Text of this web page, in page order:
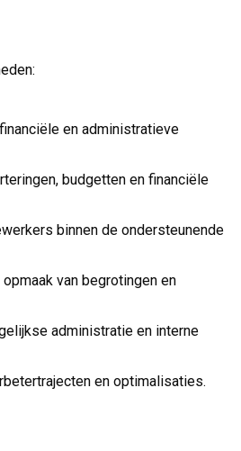
en administratieve
budgetten en financiële
binnen de ondersteunende
van begrotingen en
administratie en interne
en optimalisaties.